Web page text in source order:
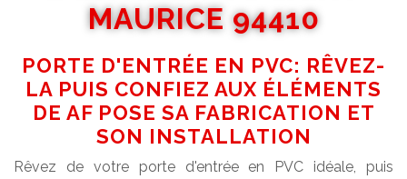
MAURICE 94410
PORTE D'ENTRÉE EN PVC: RÊVEZ-
LA PUIS CONFIEZ AUX ÉLÉMENTS
DE AF POSE SA FABRICATION ET
SON INSTALLATION
Rêvez de votre porte d'entrée en PVC idéale, puis